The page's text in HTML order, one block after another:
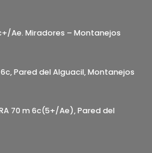
Ae. Miradores – Montanejos
6c, Pared del Alguacil, Montanejos
70 m 6c(5+/Ae), Pared del